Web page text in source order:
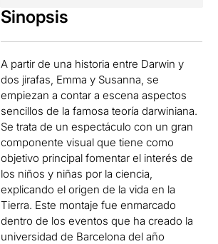
Sinopsis
A partir de una historia entre Darwin y
dos jirafas, Emma y Susanna, se
empiezan a contar a escena aspectos
sencillos de la famosa teoría darwiniana.
Se trata de un espectáculo con un gran
componente visual que tiene como
objetivo principal fomentar el interés de
los niños y niñas por la ciencia,
explicando el origen de la vida en la
Tierra. Este montaje fue enmarcado
dentro de los eventos que ha creado la
universidad de Barcelona del año